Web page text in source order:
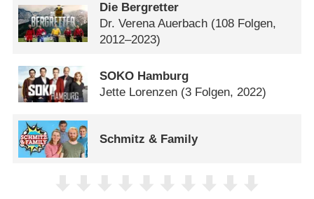
Die Bergretter
Dr. Verena Auerbach (108 Folgen,
2012–2023)
SOKO Hamburg
Jette Lorenzen (3 Folgen, 2022)
Schmitz & Family